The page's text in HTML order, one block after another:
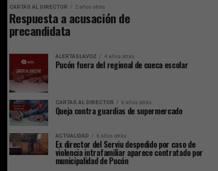
CARTAS AL DIRECTOR 2 años atrás
Respuesta a acusación de
precandidata
ALERTASLAVOZ 4 años atrás
Pucón fuera del regional de cueca escolar
CARTAS AL DIRECTOR 6 años atrás
Queja contra guardias de supermercado
ACTUALIDAD 6 años atrás
Ex director del Serviu despedido por caso de
violencia intrafamiliar aparece contratado por
municipalidad de Pucón